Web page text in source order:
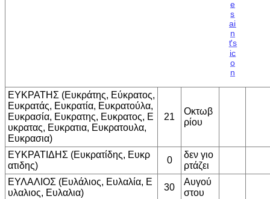
ΕΥΚΡΑΤΗΣ (Ευκράτης, Εύκρατος,
Ευκρατάς, Ευκρατία, Ευκρατούλα,
Ευκρασία, Ευκρατης, Ευκρατος, Ε
υκρατας, Ευκρατια, Ευκρατουλα,
Ευκρασια)
21
Οκτωβ
ρίου
ΕΥΚΡΑΤΙΔΗΣ (Ευκρατίδης, Ευκρ
ατιδης)
0
δεν γιο
ρτάζει
ΕΥΛΑΛΙΟΣ (Ευλάλιος, Ευλαλία, Ε
υλαλιος, Ευλαλια)
30
Αυγού
στου